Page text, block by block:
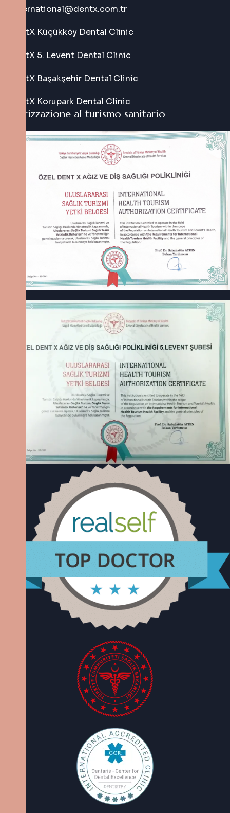
international@dentx.com.tr
DentX Küçükköy Dental Clinic
DentX 5. Levent Dental Clinic
DentX Başakşehir Dental Clinic
DentX Korupark Dental Clinic
Autorizzazione al turismo sanitario